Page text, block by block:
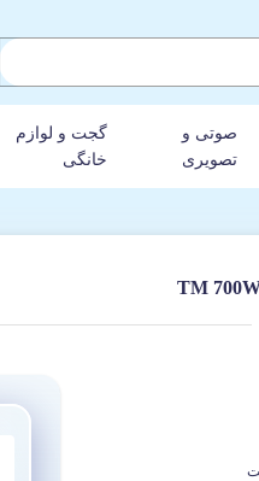
صوتی و
تصویری
گجت و لوازم
خانگی